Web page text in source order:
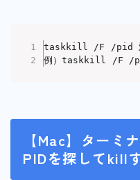
taskkill /F /pid 対象
例）taskkill /F /
【Mac】ターミ
PIDを探してkill